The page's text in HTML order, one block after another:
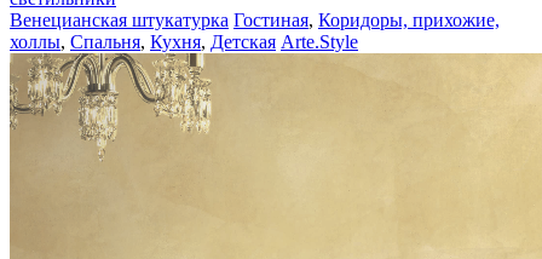
Венецианская штукатурка Гостиная, Коридоры, прихожие,
холлы, Спальня, Кухня, Детская Arte.Style